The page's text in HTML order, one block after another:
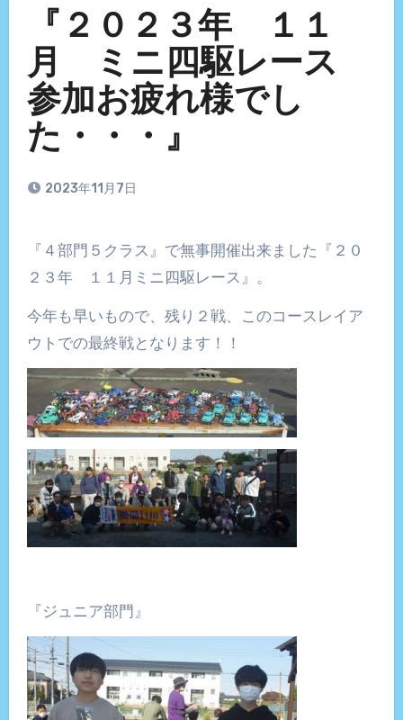
『２０２３年 １１
月 ミニ四駆レース
参加お疲れ様でし
た・・・』
2023年11月7日
『４部門５クラス』で無事開催出来ました『２０
２３年 １１月ミニ四駆レース』。
今年も早いもので、残り２戦、このコースレイア
ウトでの最終戦となります！！
『ジュニア部門』